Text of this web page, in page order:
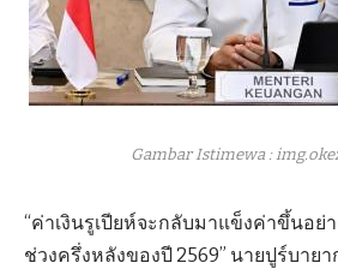
Gambar Istimewa :
“ค่าเงินรูเปียห์จะกลับมาแข็งค่าขึ้นอย่
ช่วงครึ่งหลังของปี 2569” นายปูร์บาย